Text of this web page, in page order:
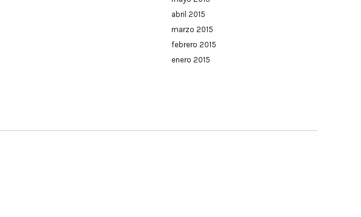
abril 2015
marzo 2015
febrero 2015
enero 2015